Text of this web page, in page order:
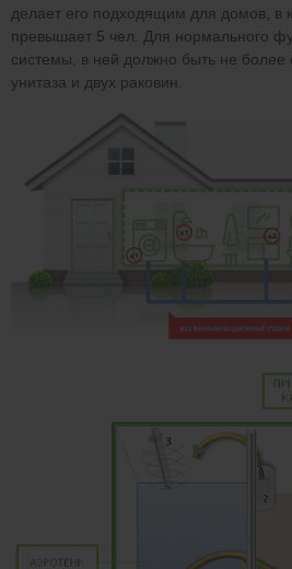
делает его подходящим для домов, в
превышает 5 чел. Для нормального
системы, в ней должно быть не более
унитаза и двух раковин.